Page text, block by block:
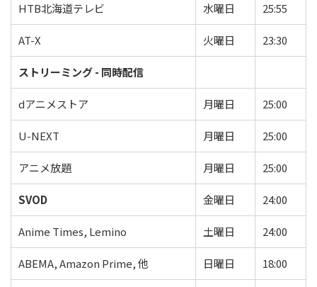
HTB北海道テレビ 水曜日 25:55
AT-X 火曜日 23:30
ストリーミング - 同時配信
dアニメストア 月曜日 25:00
U-NEXT 月曜日 25:00
アニメ放題 月曜日 25:00
SVOD 金曜日 24:00
Anime Times, Lemino 土曜日 24:00
ABEMA, Amazon Prime, 他 日曜日 18:00